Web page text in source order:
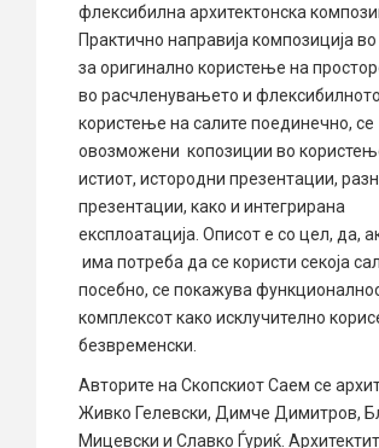
флексибилна архитектонска
Практично направија композиција
за оригинално користење на
во расчленувањето и флексибилното
користење на салите поединечно, се
овозможени копозиции во
истиот, истородни презентации,
презентации, како и интегрирана
експлоатација. Описот е со цел, да,
има потреба да се користи секоја
посебно, се покажува
комплексот како исклучително
безвременски.
Авторите на Скопскиот Саем се
Живко Гелевски, Димче Димитров,
Мицевски и Славко Ѓуриќ.